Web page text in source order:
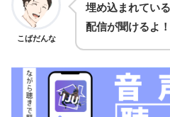
こばだんな
埋め込まれてい
配信が聞けるよ！